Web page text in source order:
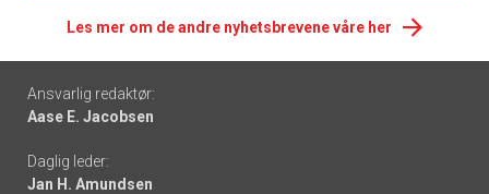
Les mer om de andre nyhetsbrevene våre her
Footer
-
links
Ansvarlig redaktør:
Aase E. Jacobsen
Daglig leder:
Jan H. Amundsen